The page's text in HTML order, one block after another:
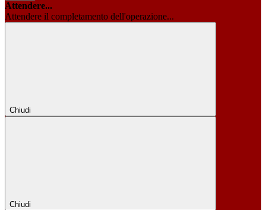
Attendere...
Attendere il completamento dell'operazione...
Chiudi
Chiudi